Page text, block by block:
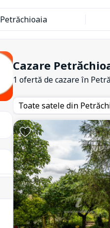
Petrăchioaia
Cazare
1 ofertă de cazareîn
Toate satele din